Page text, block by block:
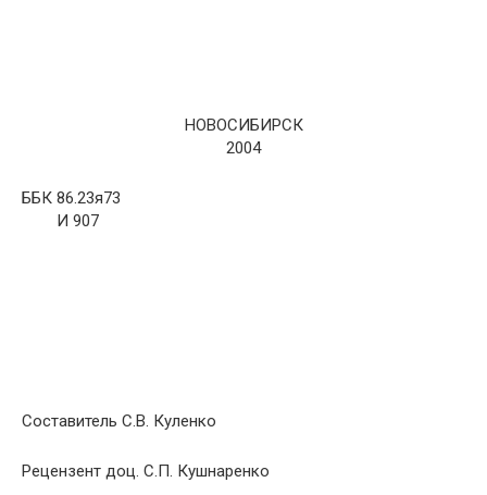
НОВОСИБИРСК
2004
ББК 86.23я73
И 907
Составитель С.В. Куленко
Рецензент доц. С.П. Кушнаренко